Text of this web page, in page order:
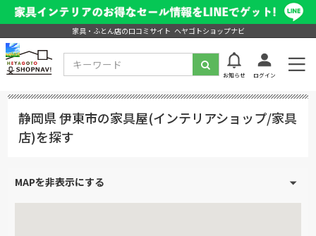
家具・ふとん店の口コミサイト ヘヤゴトショップナビ
お知らせ ログイン
静岡県 伊東市の家具屋(インテリアショップ/家具
店)を探す